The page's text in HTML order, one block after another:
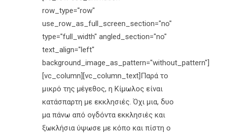
row_type="row"
use_row_as_full_screen_section="no"
type="full_width" angled_section="no"
text_align="left"
background_image_as_pattern="without_pattern"]
[vc_column][vc_column_text]Παρά το
μικρό της μέγεθος, η Κίμωλος είναι
κατάσπαρτη με εκκλησιές. Όχι μια, δυο
μα πάνω από ογδόντα εκκλησιές και
ξωκλήσια ύψωσε με κόπο και πίστη ο